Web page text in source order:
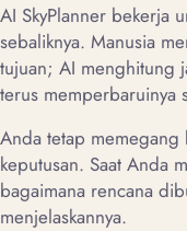
AI SkyPlanner bekerja
sebaliknya. Manusia
tujuan; AI menghitung
terus memperbaruinya
Anda tetap memegang
keputusan. Saat Anda
bagaimana rencana
menjelaskannya.